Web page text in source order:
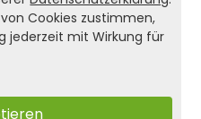
Tipp: Auch ideal
oder als
Cookies zustimmen,
jederzeit mit Wirkung für